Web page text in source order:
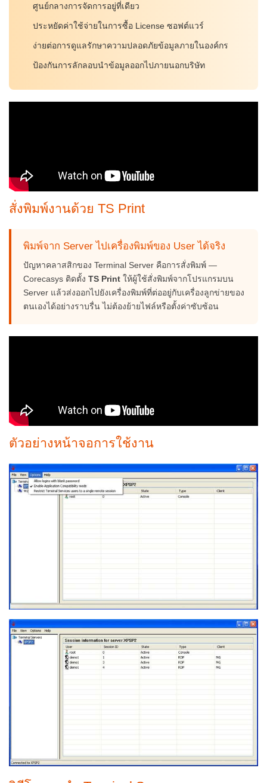
ศูนย์กลางการจัดการอยู่ที่เดียว
ประหยัดค่าใช้จ่ายในการซื้อ License ซอฟต์แวร์
ง่ายต่อการดูแลรักษาความปลอดภัยข้อมูลภายในองค์กร
ป้องกันการลักลอบนำข้อมูลออกไปภายนอกบริษัท
สั่งพิมพ์งานด้วย TS Print
พิมพ์จาก Server ไปเครื่องพิมพ์ของ User ได้จริง
ปัญหาคลาสสิกของ Terminal Server คือการสั่งพิมพ์ —
Corecasys ติดตั้ง TS Print ให้ผู้ใช้สั่งพิมพ์จากโปรแกรมบน
Server แล้วส่งออกไปยังเครื่องพิมพ์ที่ต่ออยู่กับเครื่องลูกข่ายของ
ตนเองได้อย่างราบรื่น ไม่ต้องย้ายไฟล์หรือตั้งค่าซับซ้อน
ตัวอย่างหน้าจอการใช้งาน